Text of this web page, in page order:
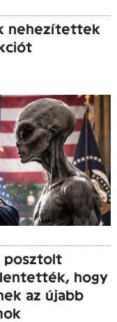
nehezítettek
posztolt
hogy
az újabb